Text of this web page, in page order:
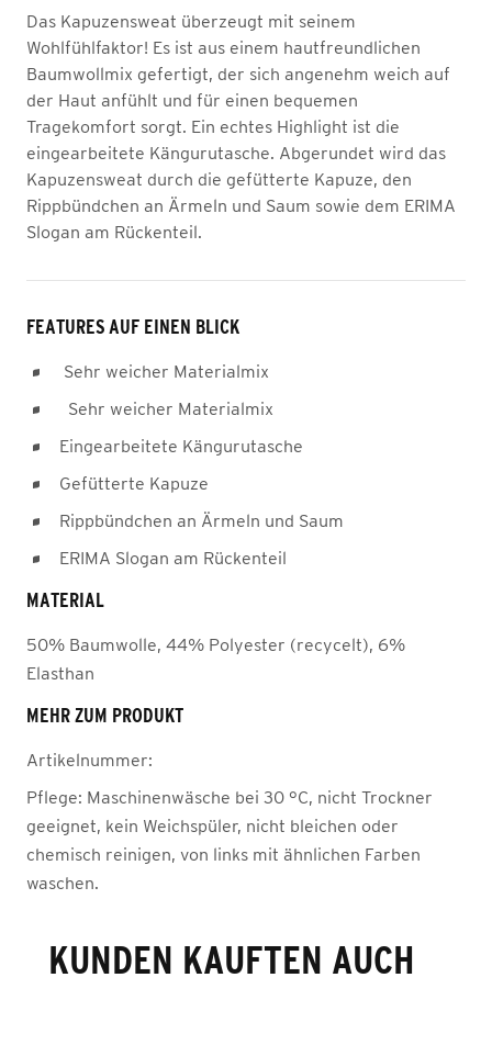
Das Kapuzensweat überzeugt mit seinem
Wohlfühlfaktor! Es ist aus einem hautfreundlichen
Baumwollmix gefertigt, der sich angenehm weich auf
der Haut anfühlt und für einen bequemen
Tragekomfort sorgt. Ein echtes Highlight ist die
eingearbeitete Kängurutasche. Abgerundet wird das
Kapuzensweat durch die gefütterte Kapuze, den
Rippbündchen an Ärmeln und Saum sowie dem ERIMA
Slogan am Rückenteil.
FEATURES AUF EINEN BLICK
Sehr weicher Materialmix
Sehr weicher Materialmix
Eingearbeitete Kängurutasche
Gefütterte Kapuze
Rippbündchen an Ärmeln und Saum
ERIMA Slogan am Rückenteil
MATERIAL
50% Baumwolle, 44% Polyester (recycelt), 6%
Elasthan
MEHR ZUM PRODUKT
Artikelnummer:
Pflege: Maschinenwäsche bei 30 °C, nicht Trockner
geeignet, kein Weichspüler, nicht bleichen oder
chemisch reinigen, von links mit ähnlichen Farben
waschen.
KUNDEN KAUFTEN AUCH